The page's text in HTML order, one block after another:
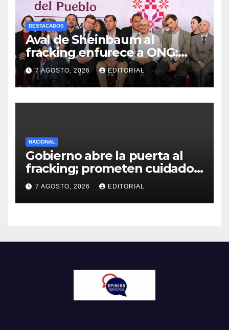
DESTACADOS
Aval de Sheinbaum al
fracking enfurece a ONG:
“Buscaban cómo usarlo con
menos culpa”
7 AGOSTO, 2026 EDITORIAL
NACIONAL
Gobierno abre la puerta al
fracking; prometen cuidado
del agua y consultas
ciudadanas
7 AGOSTO, 2026 EDITORIAL